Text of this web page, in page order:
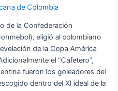
de Colombia
de la Confederación
eligió al colombiano
de la Copa América
el “Cafetero”,
fueron los goleadores del
dentro del XI ideal de la